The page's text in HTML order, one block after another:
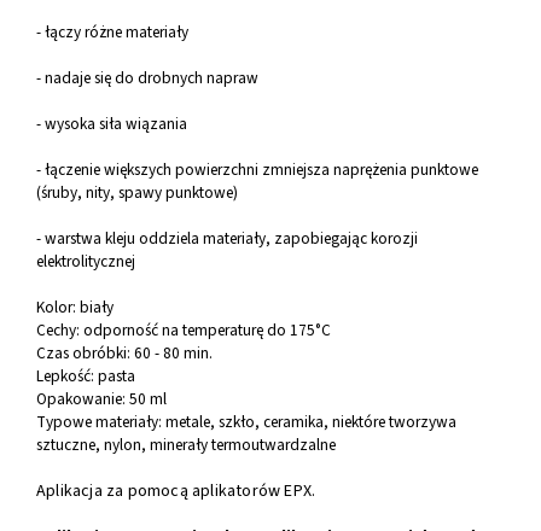
- łączy różne materiały
- nadaje się do drobnych napraw
- wysoka siła wiązania
- łączenie większych powierzchni zmniejsza naprężenia punktowe
(śruby, nity, spawy punktowe)
- warstwa kleju oddziela materiały, zapobiegając korozji
elektrolitycznej
Kolor: biały
Cechy: odporność na temperaturę do 175°C
Czas obróbki: 60 - 80 min.
Lepkość: pasta
Opakowanie: 50 ml
Typowe materiały: metale, szkło, ceramika, niektóre tworzywa
sztuczne, nylon, minerały termoutwardzalne
Aplikacja za pomocą aplikatorów EPX.